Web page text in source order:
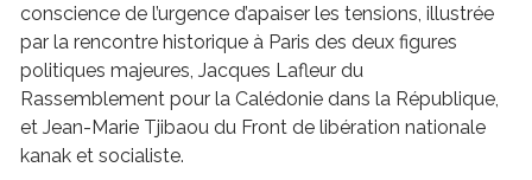
conscience de l’urgence d’apaiser les tensions, illustrée
par la rencontre historique à Paris des deux figures
politiques majeures, Jacques Lafleur du
Rassemblement pour la Calédonie dans la République,
et Jean-Marie Tjibaou du Front de libération nationale
kanak et socialiste.